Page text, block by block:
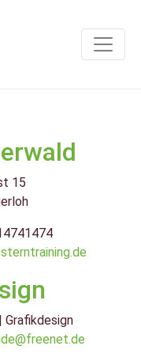
15
Grafikdesign